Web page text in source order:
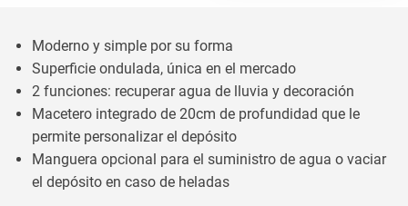
Moderno y simple por su forma
Superficie ondulada, única en el mercado
2 funciones: recuperar agua de lluvia y decoración
Macetero integrado de 20cm de profundidad que le
permite personalizar el depósito
Manguera opcional para el suministro de agua o vaciar
el depósito en caso de heladas